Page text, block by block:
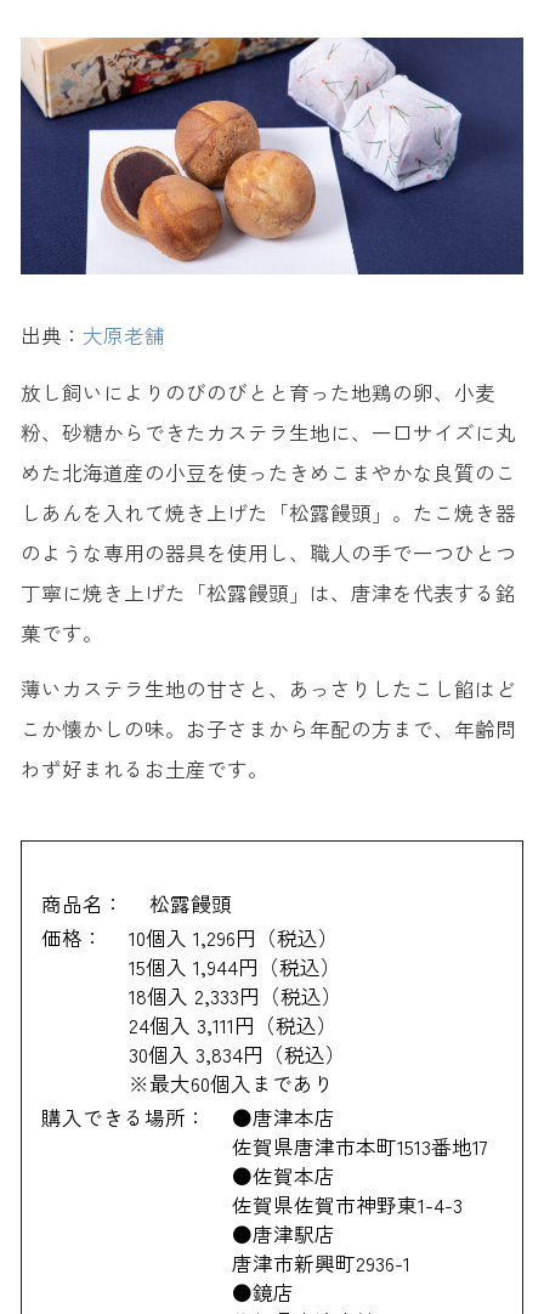
出典： 大原老舗
放し飼いによりのびのびとと育った地鶏の卵、小麦
粉、砂糖からできたカステラ生地に、一口サイズに丸
めた北海道産の小豆を使ったきめこまやかな良質のこ
しあんを入れて焼き上げた「松露饅頭」。たこ焼き器
のような専用の器具を使用し、職人の手で一つひとつ
丁寧に焼き上げた「松露饅頭」は、唐津を代表する銘
菓です。
薄いカステラ生地の甘さと、あっさりしたこし餡はど
こか懐かしの味。お子さまから年配の方まで、年齢問
わず好まれるお土産です。
商品名：
松露饅頭
価格：
10個入 1,296円（税込）
15個入 1,944円（税込）
18個入 2,333円（税込）
24個入 3,111円（税込）
30個入 3,834円（税込）
※最大60個入まであり
購入できる場所：
●唐津本店
佐賀県唐津市本町1513番地17
●佐賀本店
佐賀県佐賀市神野東1-4-3
●唐津駅店
唐津市新興町2936-1
●鏡店